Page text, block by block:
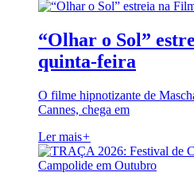
“Olhar o Sol”
quinta-feira
O filme hipnotizante de
Cannes, chega em
Ler mais+